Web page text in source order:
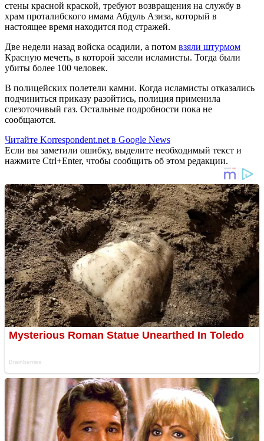
стены красной краской, требуют возвращения на службу в
храм проталибского имама Абдуль Азиза, который в
настоящее время находится под стражей.
Две недели назад войска осадили, а потом взяли штурмом
Красную мечеть, в которой засели исламисты. Тогда были
убиты более 100 человек.
В полицейских полетели камни. Когда исламисты отказались
подчиниться приказу разойтись, полиция применила
слезоточивый газ. Остальные подробности пока не
сообщаются.
Читайте Korrespondent.net в Google News
Если вы заметили ошибку, выделите необходимый текст и
нажмите Ctrl+Enter, чтобы сообщить об этом редакции.